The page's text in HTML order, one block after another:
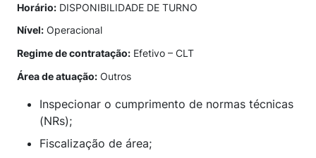
Horário: DISPONIBILIDADE DE TURNO
Nível: Operacional
Regime de contratação: Efetivo – CLT
Área de atuação: Outros
Inspecionar o cumprimento de normas técnicas
(NRs);
Fiscalização de área;